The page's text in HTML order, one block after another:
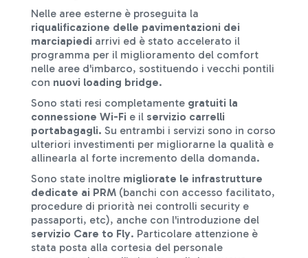
Nelle aree esterne è proseguita la
riqualificazione delle pavimentazioni dei
marciapiedi arrivi ed è stato accelerato il
programma per il miglioramento del comfort
nelle aree d'imbarco, sostituendo i vecchi pontili
con nuovi loading bridge.
Sono stati resi completamente gratuiti la
connessione Wi-Fi e il servizio carrelli
portabagagli. Su entrambi i servizi sono in corso
ulteriori investimenti per migliorarne la qualità e
allinearla al forte incremento della domanda.
Sono state inoltre migliorate le infrastrutture
dedicate ai PRM (banchi con accesso facilitato,
procedure di priorità nei controlli security e
passaporti, etc), anche con l'introduzione del
servizio Care to Fly. Particolare attenzione è
stata posta alla cortesia del personale